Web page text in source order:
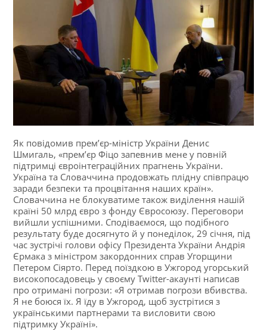
Як повідомив прем’єр-міністр України Денис
Шмигаль, «прем’єр Фіцо запевнив мене у повній
підтримці євроінтеграційних прагнень України.
Україна та Словаччина продовжать плідну співпрацю
заради безпеки та процвітання наших країн».
Словаччина не блокуватиме також виділення нашій
країні 50 млрд євро з фонду Євросоюзу. Переговори
вийшли успішними. Сподіваємося, що подібного
результату буде досягнуто й у понеділок, 29 січня, під
час зустрічі голови офісу Президента України Андрія
Єрмака з міністром закордонних справ Угорщини
Петером Сіярто. Перед поїздкою в Ужгород угорський
високопосадовець у своєму Twitter-акаунті написав
про отримані погрози: «Я отримав погрози вбивства.
Я не боюся їх. Я їду в Ужгород, щоб зустрітися з
українськими партнерами та висловити свою
підтримку Україні».